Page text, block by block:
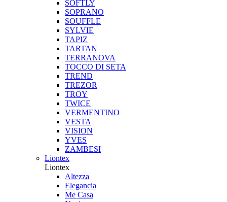
SOFTLY
SOPRANO
SOUFFLE
SYLVIE
TAPIZ
TARTAN
TERRANOVA
TOCCO DI SETA
TREND
TREZOR
TROY
TWICE
VERMENTINO
VESTA
VISION
YVES
ZAMBESI
Liontex
Liontex
Altezza
Elegancia
Me Casa